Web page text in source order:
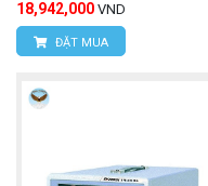
18,942,000 VND
ĐẶT MUA